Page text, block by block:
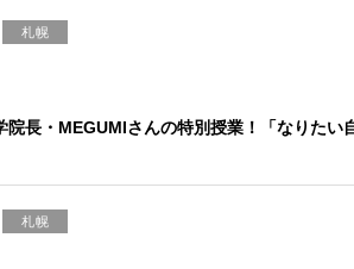
札幌
長・MEGUMIさんの特別授業！「なりたい
札幌